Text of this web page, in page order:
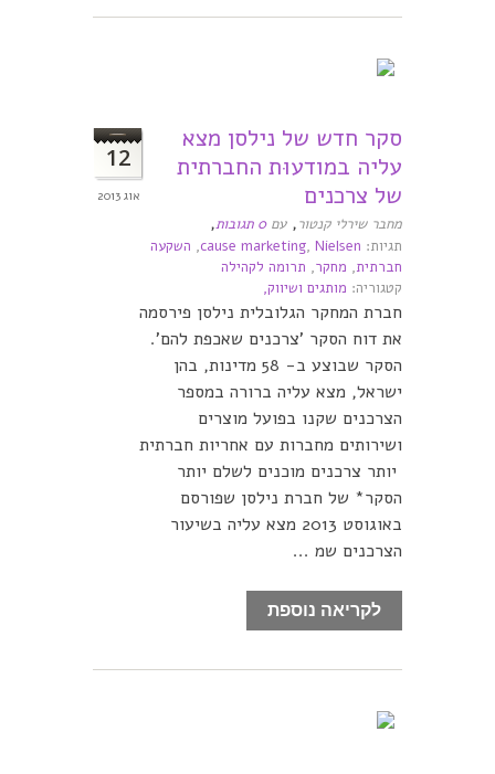
12
אוג 2013
סקר חדש של נילסן מצא
עליה במודעוּת החברתית
של צרכנים
מחבר שירלי קנטור,עם0 תגובות ,
קטגוריה: מותגים ושיווק,
תגיות: cause marketing, Nielsen
, השקעה
חברתית, מחקר, תרומה לקהילה
חברת המחקר הגלובלית נילסן פירסמה
את דוח הסקר 'צרכנים שאכפת להם'.
הסקר שבוצע ב- 58 מדינות, בהן
ישראל, מצא עליה ברורה במספר
הצרכנים שקנו בפועל מוצרים
ושירותים מחברות עם אחריות חברתית
יותר צרכנים מוכנים לשלם יותר
הסקר* של חברת נילסן שפורסם
באוגוסט 2013 מצא עליה בשיעור
הצרכנים שמ ...
לקריאה נוספת